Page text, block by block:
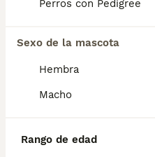
Perros con Pedigree
Sexo de la mascota
Hembra
Macho
Rango de edad
¿Cómo son los
¿Cuántos